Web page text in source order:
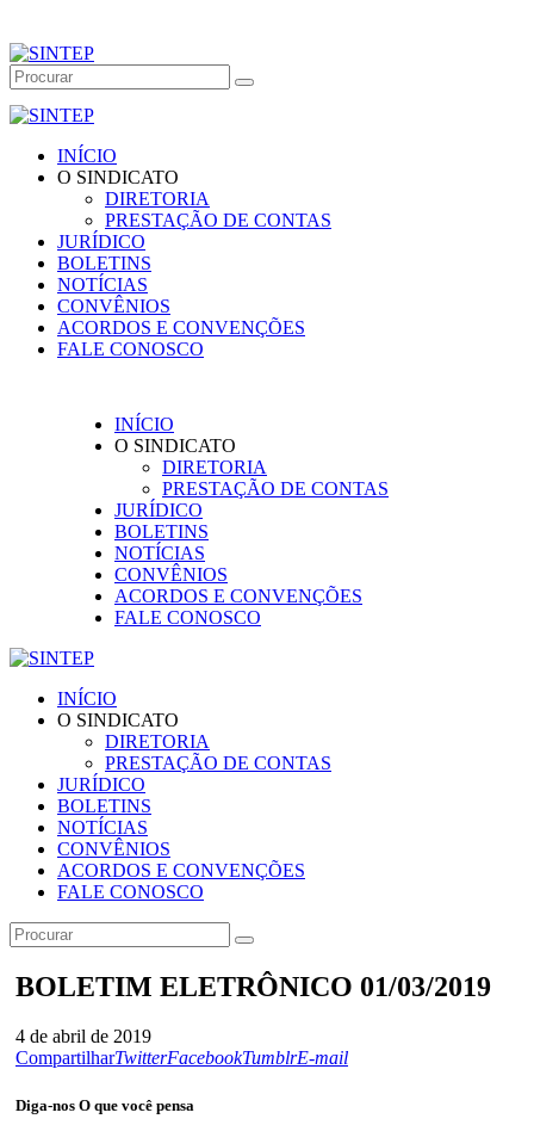
INÍCIO
O SINDICATO
DIRETORIA
PRESTAÇÃO DE CONTAS
JURÍDICO
BOLETINS
NOTÍCIAS
CONVÊNIOS
ACORDOS E CONVENÇÕES
FALE CONOSCO
INÍCIO
O SINDICATO
DIRETORIA
PRESTAÇÃO DE CONTAS
JURÍDICO
BOLETINS
NOTÍCIAS
CONVÊNIOS
ACORDOS E CONVENÇÕES
FALE CONOSCO
INÍCIO
O SINDICATO
DIRETORIA
PRESTAÇÃO DE CONTAS
JURÍDICO
BOLETINS
NOTÍCIAS
CONVÊNIOS
ACORDOS E CONVENÇÕES
FALE CONOSCO
BOLETIM ELETRÔNICO 01/03/2019
4 de abril de 2019
CompartilharTwitterFacebookTumblrE-mail
Diga-nos O que você pensa